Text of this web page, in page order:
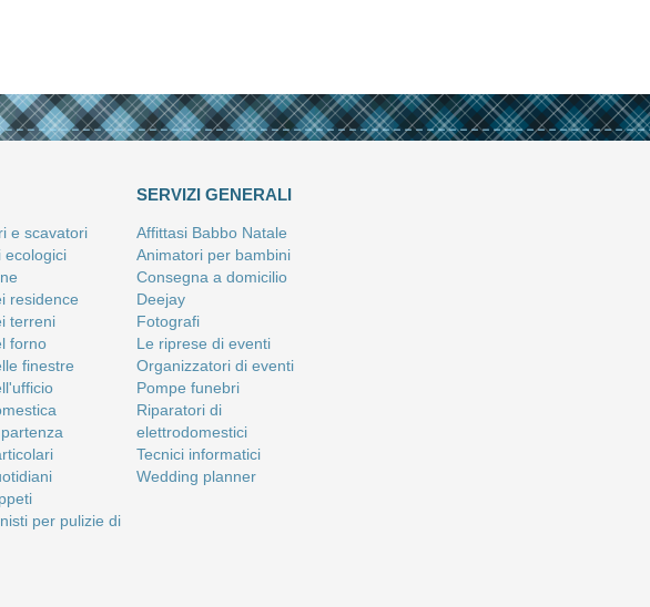
e scavatori
ecologici
residence
terreni
forno
finestre
per pulizie di
SERVIZI GENERALI
Affittasi Babbo Natale
Animatori per bambini
Consegna a domicilio
Deejay
Fotografi
Le riprese di eventi
Organizzatori di eventi
Pompe funebri
Riparatori di
elettrodomestici
Tecnici informatici
Wedding planner